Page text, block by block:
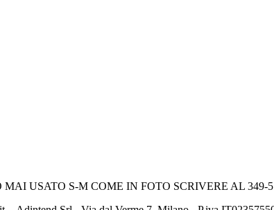
USATO S-M COME IN FOTO SCRIVERE AL